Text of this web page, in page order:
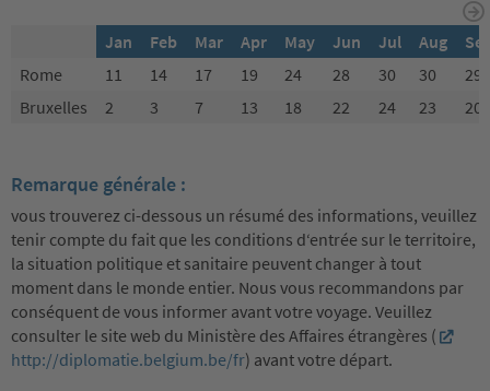
Jan Feb Mar Apr May Jun Jul Aug
Rome
11 14 17 19 24 28 30 30
29
Bruxelles
2 3 7 13 18 22 24 23 20
Remarque générale :
vous trouverez ci-dessous un résumé des informations, veuillez
tenir compte du fait que les conditions d‘entrée sur le territoire,
la situation politique et sanitaire peuvent changer à tout
moment dans le monde entier. Nous vous recommandons par
conséquent de vous informer avant votre voyage. Veuillez
consulter le site web du Ministère des Affaires étrangères (
http://diplomatie.belgium.be/fr) avant votre départ.